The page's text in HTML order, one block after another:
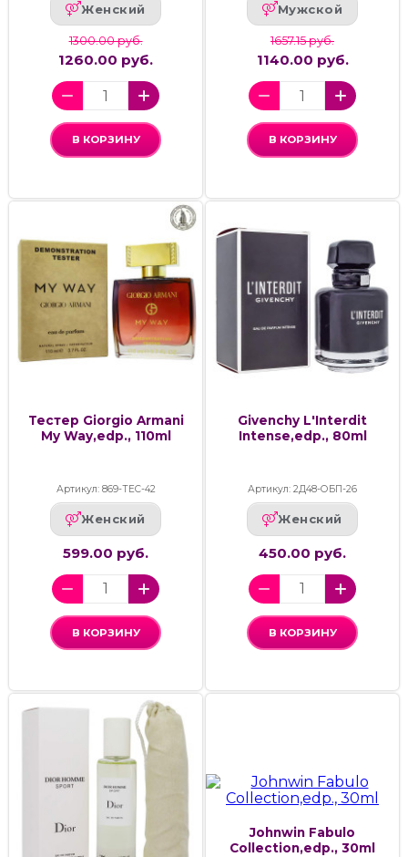
Женский
1300.00 руб.
1260.00 руб.
В КОРЗИНУ
Мужской
1657.15 руб.
1140.00 руб.
В КОРЗИНУ
Тестер Giorgio Armani
My Way,edp., 110ml
Артикул: 869-ТЕС-42
Женский
599.00 руб.
В КОРЗИНУ
Givenchy L'Interdit
Intense,edp., 80ml
Артикул: 2Д48-ОБП-26
Женский
450.00 руб.
В КОРЗИНУ
Johnwin Fabulo
Collection,edp., 30ml